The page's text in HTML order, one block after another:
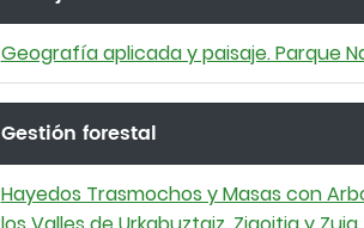
Geografía aplicada y paisaje. Parque
Gestión forestal
Hayedos Trasmochos y Masas con